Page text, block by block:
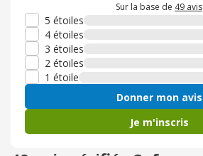
Sur la base de 49 avis
5 étoiles
4 étoiles
3 étoiles
2 étoiles
1 étoile
Donner mon avis
Je m'inscris